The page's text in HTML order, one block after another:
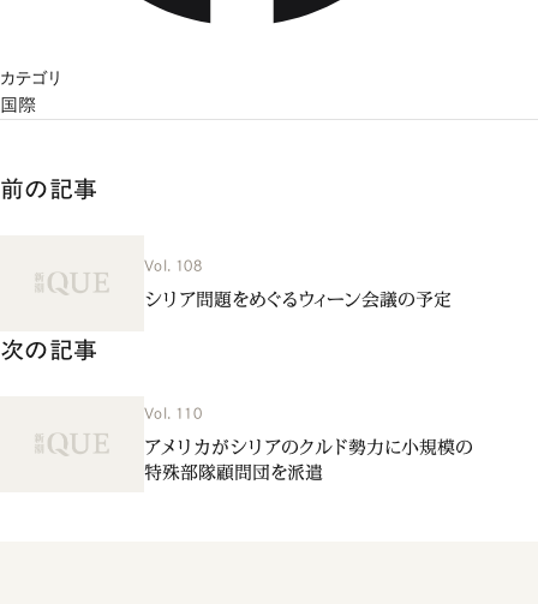
カテゴリ
国際
前の記事
Vol. 108
シリア問題をめぐるウィーン会議の予定
次の記事
Vol. 110
アメリカがシリアのクルド勢力に小規模の
特殊部隊顧問団を派遣